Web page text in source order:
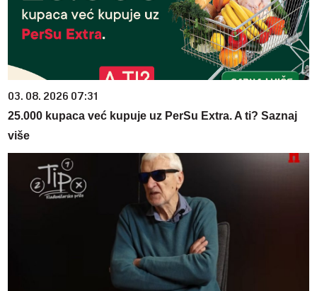
03. 08. 2026 07:31
25.000 kupaca već kupuje uz PerSu Extra. A ti? Saznaj
više